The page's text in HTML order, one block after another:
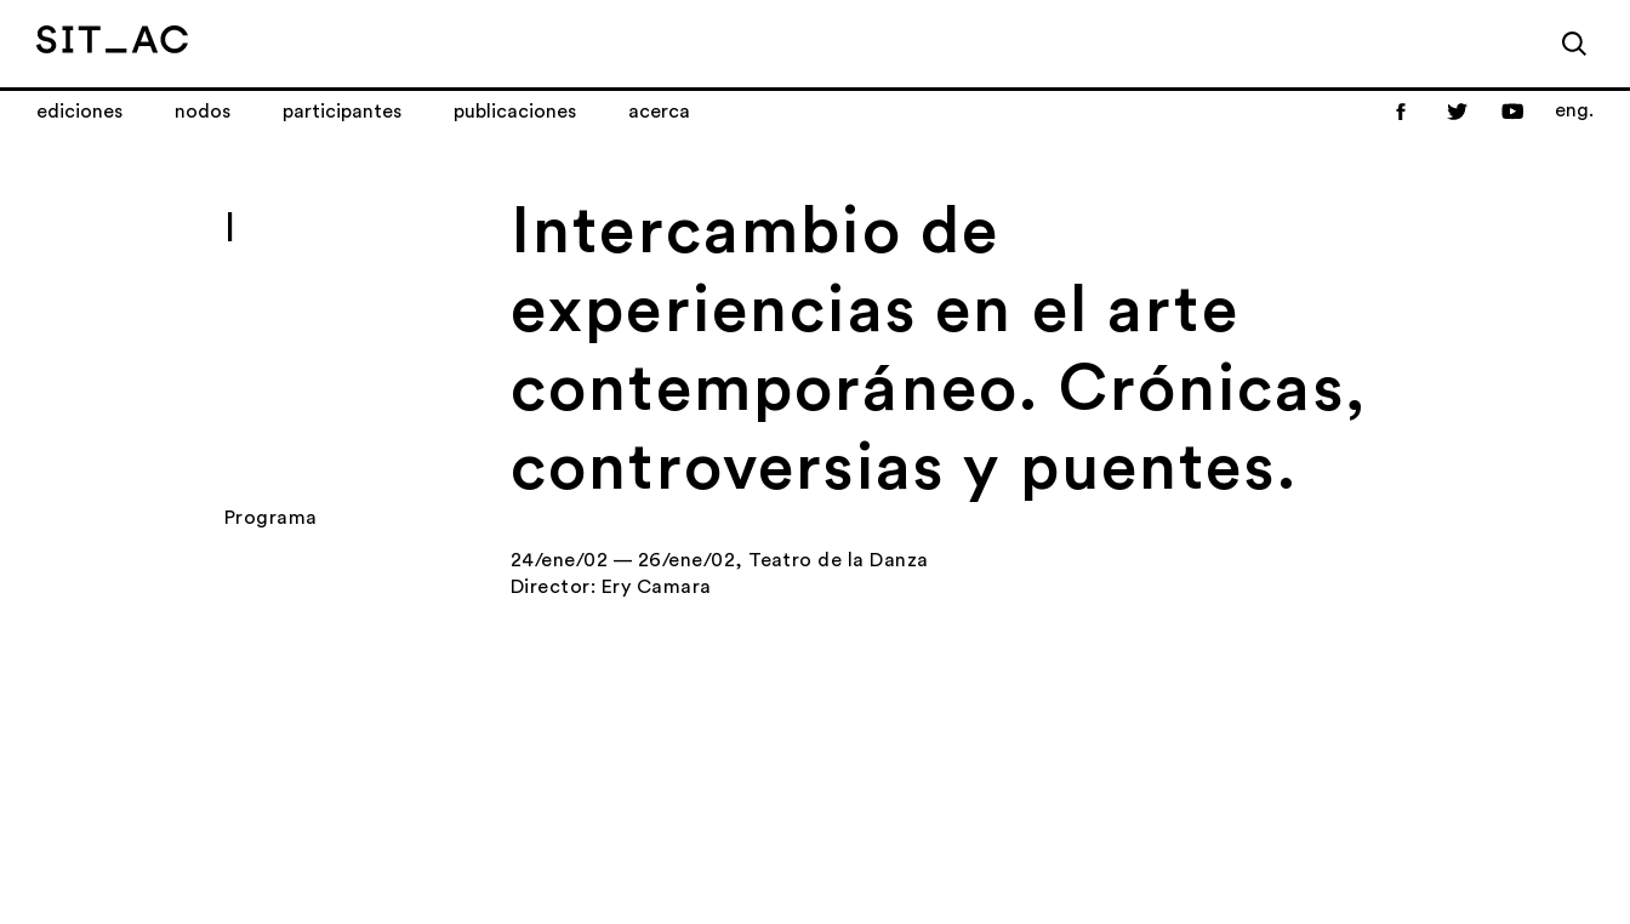
eng.
ediciones nodos participantes publicaciones acerca
Intercambio de
experiencias en el arte
contemporáneo. Crónicas,
controversias y puentes.
Programa
24/ene/02 — 26/ene/02, Teatro de la Danza
Director: Ery Camara